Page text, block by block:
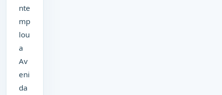
nte
mp
lou
a
Av
eni
da